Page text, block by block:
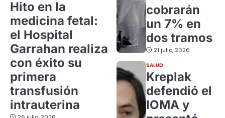
Hito en la
medicina fetal:
el Hospital
Garrahan realiza
con éxito su
primera
transfusión
intrauterina
cobrarán
un 7% en
dos tramos
21 julio, 2026
SALUD
Kreplak
defendió el
IOMA y